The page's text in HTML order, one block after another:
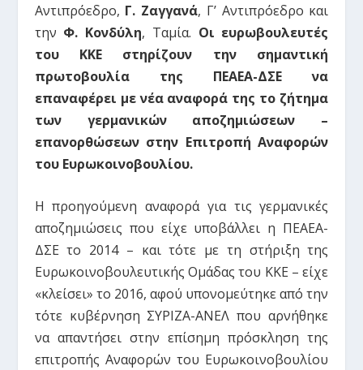
Αντιπρόεδρο, Γ. Ζαγγανά, Γ’ Αντιπρόεδρο και
την Φ. Κονδύλη, Ταμία. Οι ευρωβουλευτές
του ΚΚΕ στηρίζουν την σημαντική
πρωτοβουλία της ΠΕΑΕΑ-ΔΣΕ να
επαναφέρει με νέα αναφορά της το ζήτημα
των γερμανικών αποζημιώσεων –
επανορθώσεων στην Επιτροπή Αναφορών
του Ευρωκοινοβουλίου.
Η προηγούμενη αναφορά για τις γερμανικές
αποζημιώσεις που είχε υποβάλλει η ΠΕΑΕΑ-
ΔΣΕ το 2014 – και τότε με τη στήριξη της
Ευρωκοινοβουλευτικής Ομάδας του ΚΚΕ – είχε
«κλείσει» το 2016, αφού υπονομεύτηκε από την
τότε κυβέρνηση ΣΥΡΙΖΑ-ΑΝΕΛ που αρνήθηκε
να απαντήσει στην επίσημη πρόσκληση της
επιτροπής Αναφορών του Ευρωκοινοβουλίου